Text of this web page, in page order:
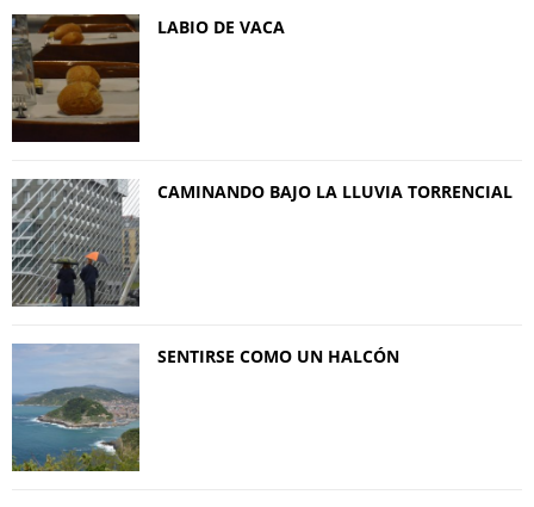
LABIO DE VACA
CAMINANDO BAJO LA LLUVIA TORRENCIAL
SENTIRSE COMO UN HALCÓN